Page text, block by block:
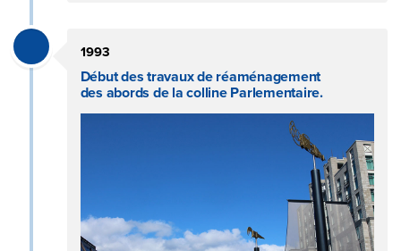
Début des travaux de réaménagement
des abords de la colline Parlementaire.
1993